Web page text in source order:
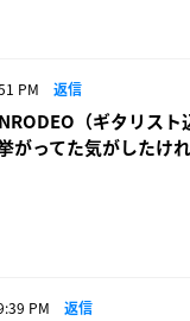
PM 返信
（ギタリスト
がってた気がしたけ
PM 返信